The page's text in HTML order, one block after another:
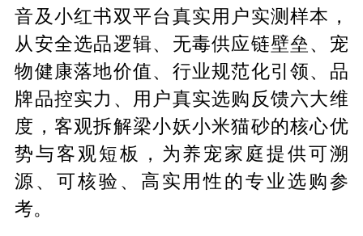
音及小红书双平台真实用户实测样本，
从安全选品逻辑、无毒供应链壁垒、宠
物健康落地价值、行业规范化引领、品
牌品控实力、用户真实选购反馈六大维
度，客观拆解梁小妖小米猫砂的核心优
势与客观短板，为养宠家庭提供可溯
源、可核验、高实用性的专业选购参
考。